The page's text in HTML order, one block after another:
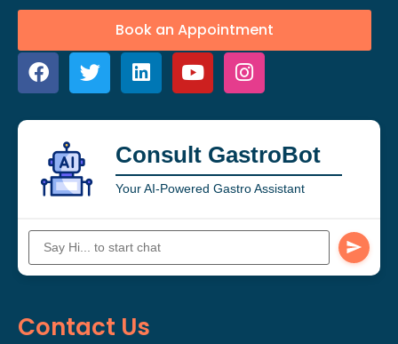
Book an Appointment
Consult GastroBot
Your AI-Powered Gastro Assistant
Contact Us